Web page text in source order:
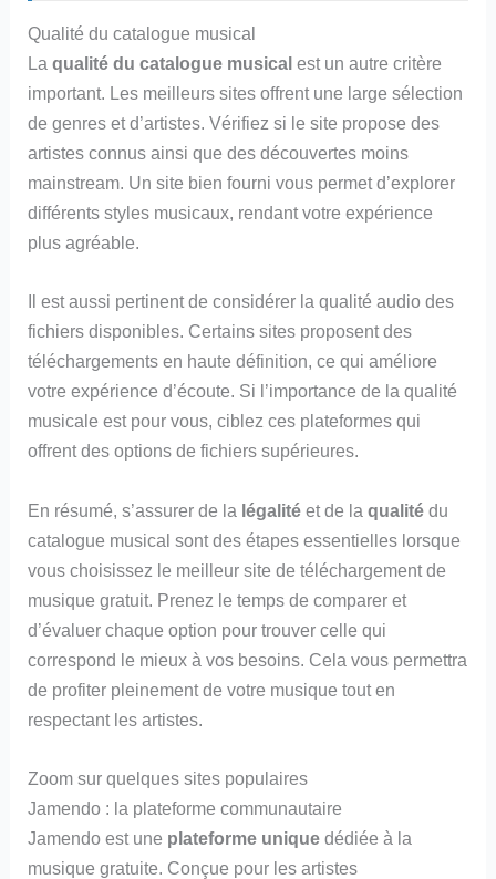
Qualité du catalogue musical
Laqualité du catalogue musical est un autre critère
important. Les meilleurs sites offrent une large sélection
de genres et d’artistes. Vérifiez si le site propose des
artistes connus ainsi que des découvertes moins
mainstream. Un site bien fourni vous permet d’explorer
différents styles musicaux, rendant votre expérience
plus agréable.
Il est aussi pertinent de considérer la qualité audio des
fichiers disponibles. Certains sites proposent des
téléchargements en haute définition, ce qui améliore
votre expérience d’écoute. Si l’importance de la qualité
musicale est pour vous, ciblez ces plateformes qui
offrent des options de fichiers supérieures.
En résumé, s’assurer de la légalité et de laqualité du
catalogue musical sont des étapes essentielles lorsque
vous choisissez le meilleur site de téléchargement de
musique gratuit. Prenez le temps de comparer et
d’évaluer chaque option pour trouver celle qui
correspond le mieux à vos besoins. Cela vous permettra
de profiter pleinement de votre musique tout en
respectant les artistes.
Zoom sur quelques sites populaires
Jamendo : la plateforme communautaire
Jamendo est une plateforme unique dédiée à la
musique gratuite. Conçue pour les artistes